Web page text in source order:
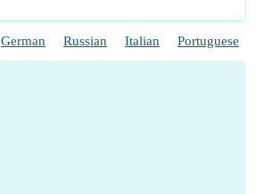
German Russian Italian Portuguese